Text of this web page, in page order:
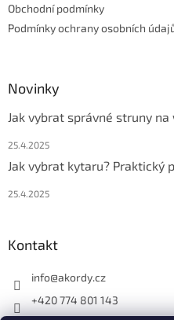
Obchodní podmínky
Podmínky ochrany osobních
Novinky
Jak vybrat správné struny
25.4.2025
Jak vybrat kytaru? Praktický
25.4.2025
Kontakt
info@akordy.cz
+420 774 801 143